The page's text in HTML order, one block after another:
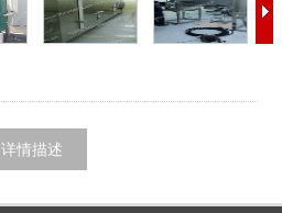
详情描述